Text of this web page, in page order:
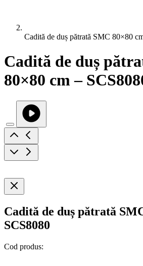
Cadită de duș pătrată SMC 80×80
Cadită de duș
80×80 cm –
Cadită de duș pătrată
SCS8080
Cod produs: